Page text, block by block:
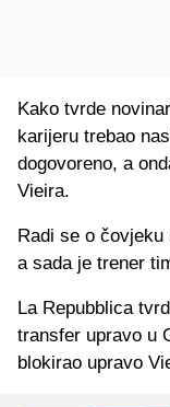
Kako tvrde
karijeru trebao
dogovoreno, a
Vieira.
Radi se o čovjeku
a sada je trener
La Repubblica
transfer upravo u
blokirao upravo